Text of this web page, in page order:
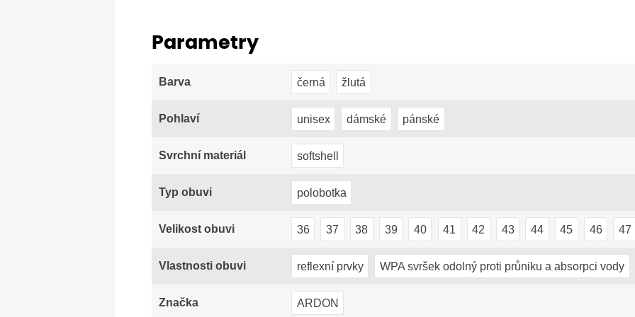
Parametry
Barva černá žlutá
Pohlaví unisex dámské pánské
Svrchní materiál softshell
Typ obuvi polobotka
Velikost obuvi 36 37 38 39 40 41 42 43 44 45 46 47
Vlastnosti obuvi reflexní prvky WPA svršek odolný proti průniku a absorpci vody
Značka ARDON